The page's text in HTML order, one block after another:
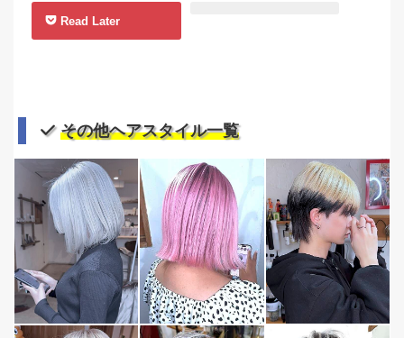
Read Later
その他ヘアスタイル一覧